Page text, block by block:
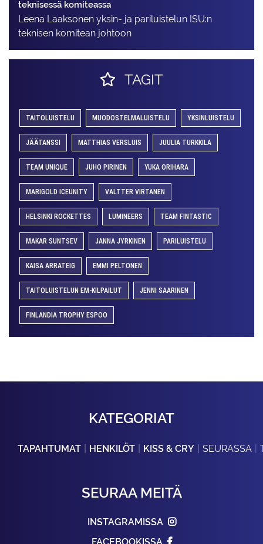
teknisessä komiteassa
Leena Laaksonen yksin- ja pariluistelun ISU:n
teknisen komitean johtoon
TAGIT
TAITOLUISTELU MUODOSTELMALUISTELU YKSINLUISTELU
JÄÄTANSSI MATTHIAS VERSLUIS JUULIA TURKKILA
TEAM UNIQUE JUHO PIRINEN YUKA ORIHARA
MARIGOLD ICEUNITY VALTTER VIRTANEN
HELSINKI ROCKETTES LUMINEERS TEAM FINTASTIC
MAKAR SUNTSEV JANNA JYRKINEN PARILUISTELU
KAISA ARRATEIG EMMI PELTONEN
TAITOLUISTELUN EM-KILPAILUT JENNI SAARINEN
FINLANDIA TROPHY ESPOO
KATEGORIAT
TAPAHTUMAT HENKILÖT KISS & CRY SEURASSA
SEURAA MEITÄ
INSTAGRAMISSA